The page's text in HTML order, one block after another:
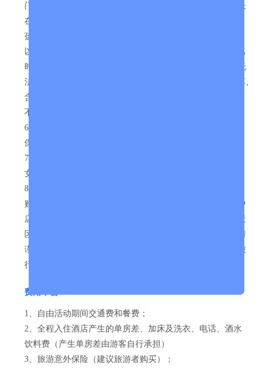
门票或全门票），不含往返高铁票（没座位）（超高由家长
在车上现补票，6岁以下免票不占座位，1个家长带1个小
孩；6岁至14岁儿童需自行车上补票（可能无座位），14岁
以上车站要求必须补全票，上车补票不保证有座位，或报名
时直接通过旅行社购买往返车票）。票量紧张时，旅行社无
法购买占座半票。（6岁以下小童结算；6岁至14岁中童结算,
含：门票+往返半动车票+全餐+车位+导服，按穿鞋量身高,
不含自费门票）
6、【保险】含旅行社责任险，（不含旅游意外保险、航空
保险等，建议客人自行购买）
7、【导游】全程优秀导游讲解服务（散客团友不得要求男
女导游；自由活动期间不提供导游服务)
8、【购物】全程0购物， 0自费！（注：当地市民超市不算
购物店，敬请配合）。（温馨提示：不含景区内设立的景中
店、商店、过脚过路店，以及公路边设立的洗手间店）对景
区内设立的商店、路店，请游客三思、如需购买或食用敬请
谨慎，不做进店范畴。如自行购买商品如出现质量问题，旅
行社不承担任何责任。
费用不含
1、自由活动期间交通费和餐费；
2、全程入住酒店产生的单房差、加床及洗衣、电话、酒水
饮料费（产生单房差由游客自行承担）
3、旅游意外保险（建议旅游者购买）；